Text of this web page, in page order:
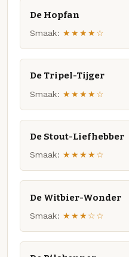
De Hopfan
Smaak: ★★★★☆
De Tripel-Tijger
Smaak: ★★★★☆
De Stout-Liefhebber
Smaak: ★★★★☆
De Witbier-Wonder
Smaak: ★★★☆☆